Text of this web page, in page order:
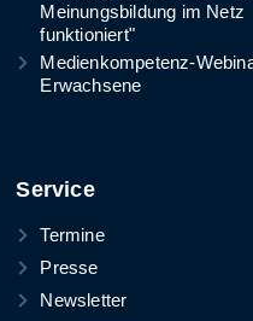
Meinungsbildung im Netz
funktioniert"
Medienkompetenz-
Erwachsene
Service
Termine
Presse
Newsletter